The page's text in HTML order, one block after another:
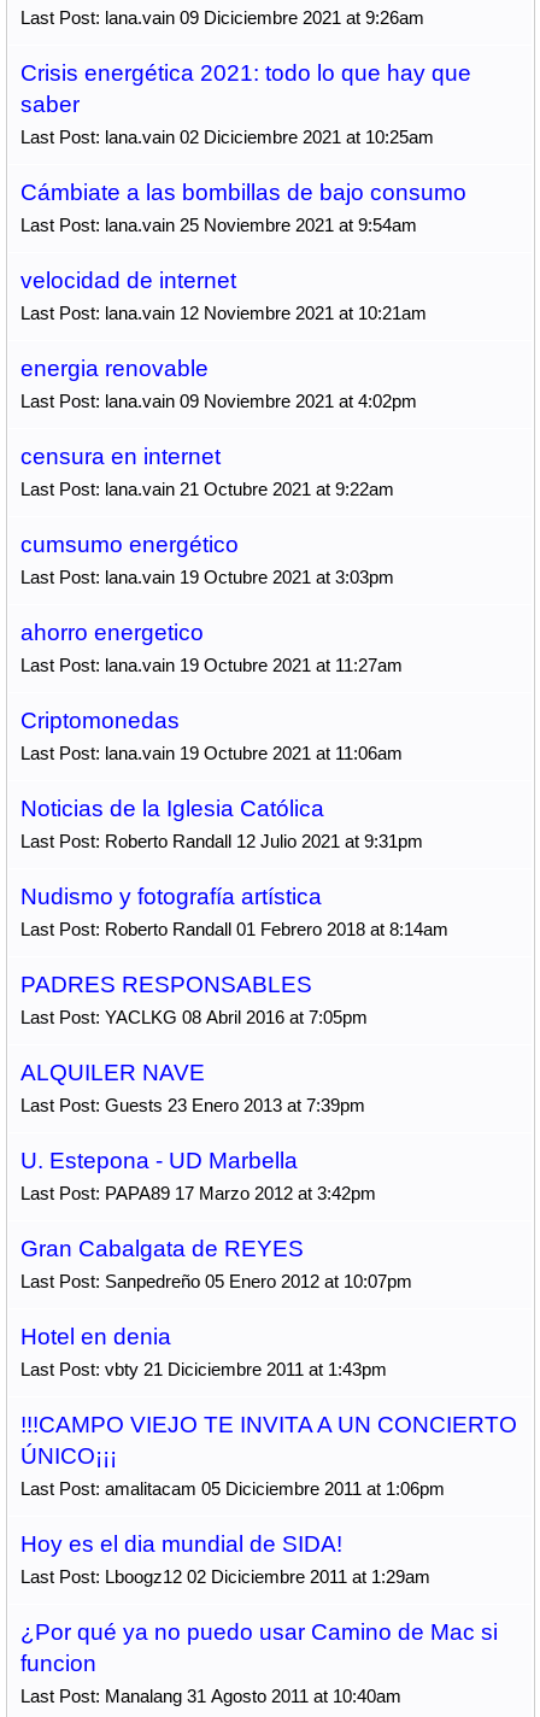
Last Post: lana.vain 09 Diciciembre 2021 at 9:26am
Crisis energética 2021: todo lo que hay que
saber
Last Post: lana.vain 02 Diciciembre 2021 at 10:25am
Cámbiate a las bombillas de bajo consumo
Last Post: lana.vain 25 Noviembre 2021 at 9:54am
velocidad de internet
Last Post: lana.vain 12 Noviembre 2021 at 10:21am
energia renovable
Last Post: lana.vain 09 Noviembre 2021 at 4:02pm
censura en internet
Last Post: lana.vain 21 Octubre 2021 at 9:22am
cumsumo energético
Last Post: lana.vain 19 Octubre 2021 at 3:03pm
ahorro energetico
Last Post: lana.vain 19 Octubre 2021 at 11:27am
Criptomonedas
Last Post: lana.vain 19 Octubre 2021 at 11:06am
Noticias de la Iglesia Católica
Last Post: Roberto Randall 12 Julio 2021 at 9:31pm
Nudismo y fotografía artística
Last Post: Roberto Randall 01 Febrero 2018 at 8:14am
PADRES RESPONSABLES
Last Post: YACLKG 08 Abril 2016 at 7:05pm
ALQUILER NAVE
Last Post: Guests 23 Enero 2013 at 7:39pm
U. Estepona - UD Marbella
Last Post: PAPA89 17 Marzo 2012 at 3:42pm
Gran Cabalgata de REYES
Last Post: Sanpedreño 05 Enero 2012 at 10:07pm
Hotel en denia
Last Post: vbty 21 Diciciembre 2011 at 1:43pm
!!!CAMPO VIEJO TE INVITA A UN CONCIERTO
ÚNICO¡¡¡
Last Post: amalitacam 05 Diciciembre 2011 at 1:06pm
Hoy es el dia mundial de SIDA!
Last Post: Lboogz12 02 Diciciembre 2011 at 1:29am
¿Por qué ya no puedo usar Camino de Mac si
funcion
Last Post: Manalang 31 Agosto 2011 at 10:40am